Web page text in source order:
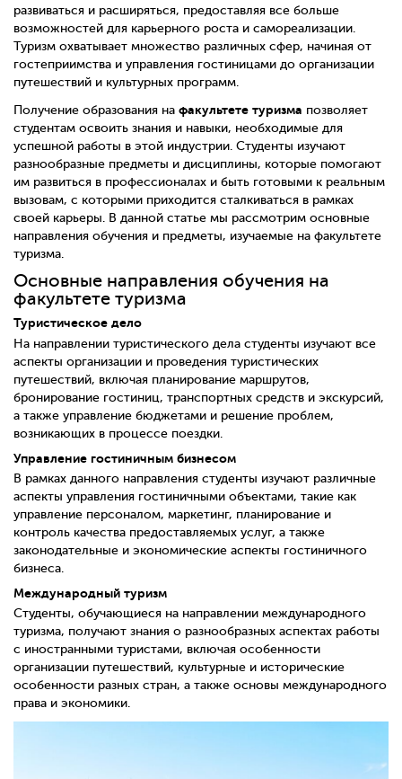
развиваться и расширяться, предоставляя все больше
возможностей для карьерного роста и самореализации.
Туризм охватывает множество различных сфер, начиная от
гостеприимства и управления гостиницами до организации
путешествий и культурных программ.
Получение образования на факультете туризма позволяет
студентам освоить знания и навыки, необходимые для
успешной работы в этой индустрии. Студенты изучают
разнообразные предметы и дисциплины, которые помогают
им развиться в профессионалах и быть готовыми к реальным
вызовам, с которыми приходится сталкиваться в рамках
своей карьеры. В данной статье мы рассмотрим основные
направления обучения и предметы, изучаемые на факультете
туризма.
Основные направления обучения на
факультете туризма
Туристическое дело
На направлении туристического дела студенты изучают все
аспекты организации и проведения туристических
путешествий, включая планирование маршрутов,
бронирование гостиниц, транспортных средств и экскурсий,
а также управление бюджетами и решение проблем,
возникающих в процессе поездки.
Управление гостиничным бизнесом
В рамках данного направления студенты изучают различные
аспекты управления гостиничными объектами, такие как
управление персоналом, маркетинг, планирование и
контроль качества предоставляемых услуг, а также
законодательные и экономические аспекты гостиничного
бизнеса.
Международный туризм
Студенты, обучающиеся на направлении международного
туризма, получают знания о разнообразных аспектах работы
с иностранными туристами, включая особенности
организации путешествий, культурные и исторические
особенности разных стран, а также основы международного
права и экономики.